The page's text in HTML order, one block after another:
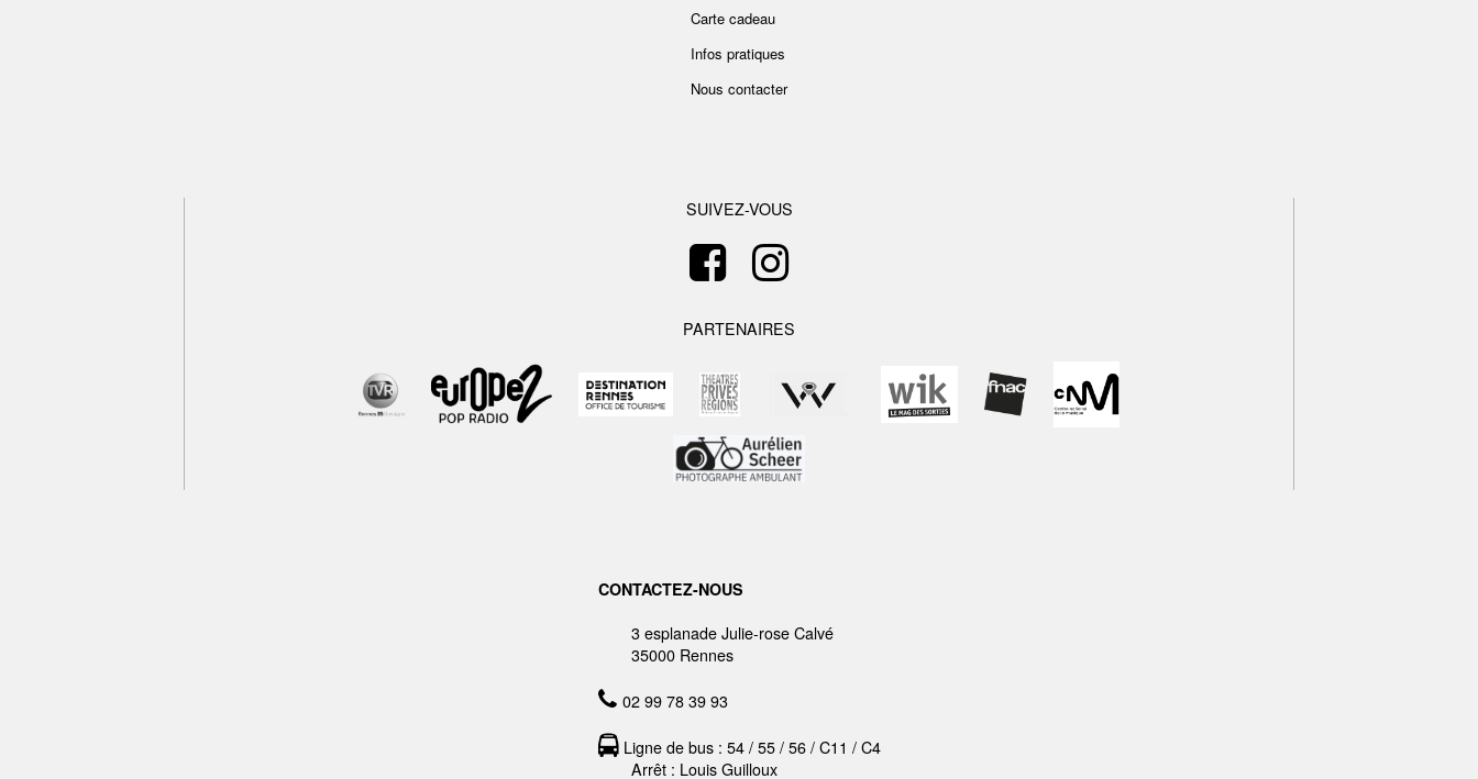
Carte cadeau
Infos pratiques
Nous contacter
SUIVEZ-VOUS
PARTENAIRES
CONTACTEZ-NOUS
3 esplanade Julie-rose Calvé
35000 Rennes
02 99 78 39 93
Ligne de bus : 54 / 55 / 56 / C11 / C4
Arrêt : Louis Guilloux